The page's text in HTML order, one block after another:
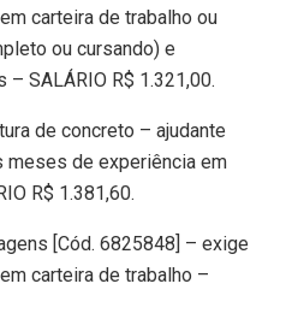
carteira de trabalho ou
ou cursando) e
SALÁRIO R$ 1.321,00.
de concreto – ajudante
meses de experiência em
R$ 1.381,60.
[Cód. 6825848] – exige
carteira de trabalho –